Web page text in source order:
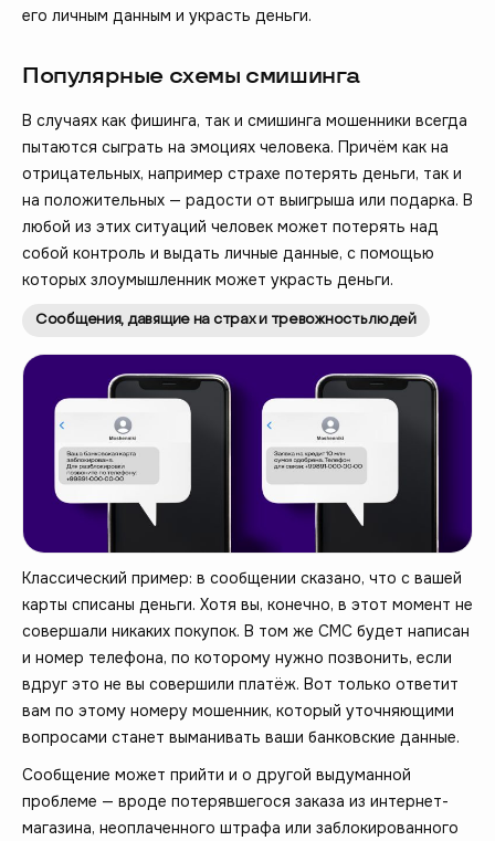
его личным данным и украсть деньги.
Популярные схемы смишинга
В случаях как фишинга, так и смишинга мошенники всегда
пытаются сыграть на эмоциях человека. Причём как на
отрицательных, например страхе потерять деньги, так и
на положительных — радости от выигрыша или подарка. В
любой из этих ситуаций человек может потерять над
собой контроль и выдать личные данные, с помощью
которых злоумышленник может украсть деньги.
Сообщения, давящие на страх и тревожность людей
Классический пример: в сообщении сказано, что с вашей
карты списаны деньги. Хотя вы, конечно, в этот момент не
совершали никаких покупок. В том же СМС будет написан
и номер телефона, по которому нужно позвонить, если
вдруг это не вы совершили платёж. Вот только ответит
вам по этому номеру мошенник, который уточняющими
вопросами станет выманивать ваши банковские данные.
Сообщение может прийти и о другой выдуманной
проблеме — вроде потерявшегося заказа из интернет-
магазина, неоплаченного штрафа или заблокированного